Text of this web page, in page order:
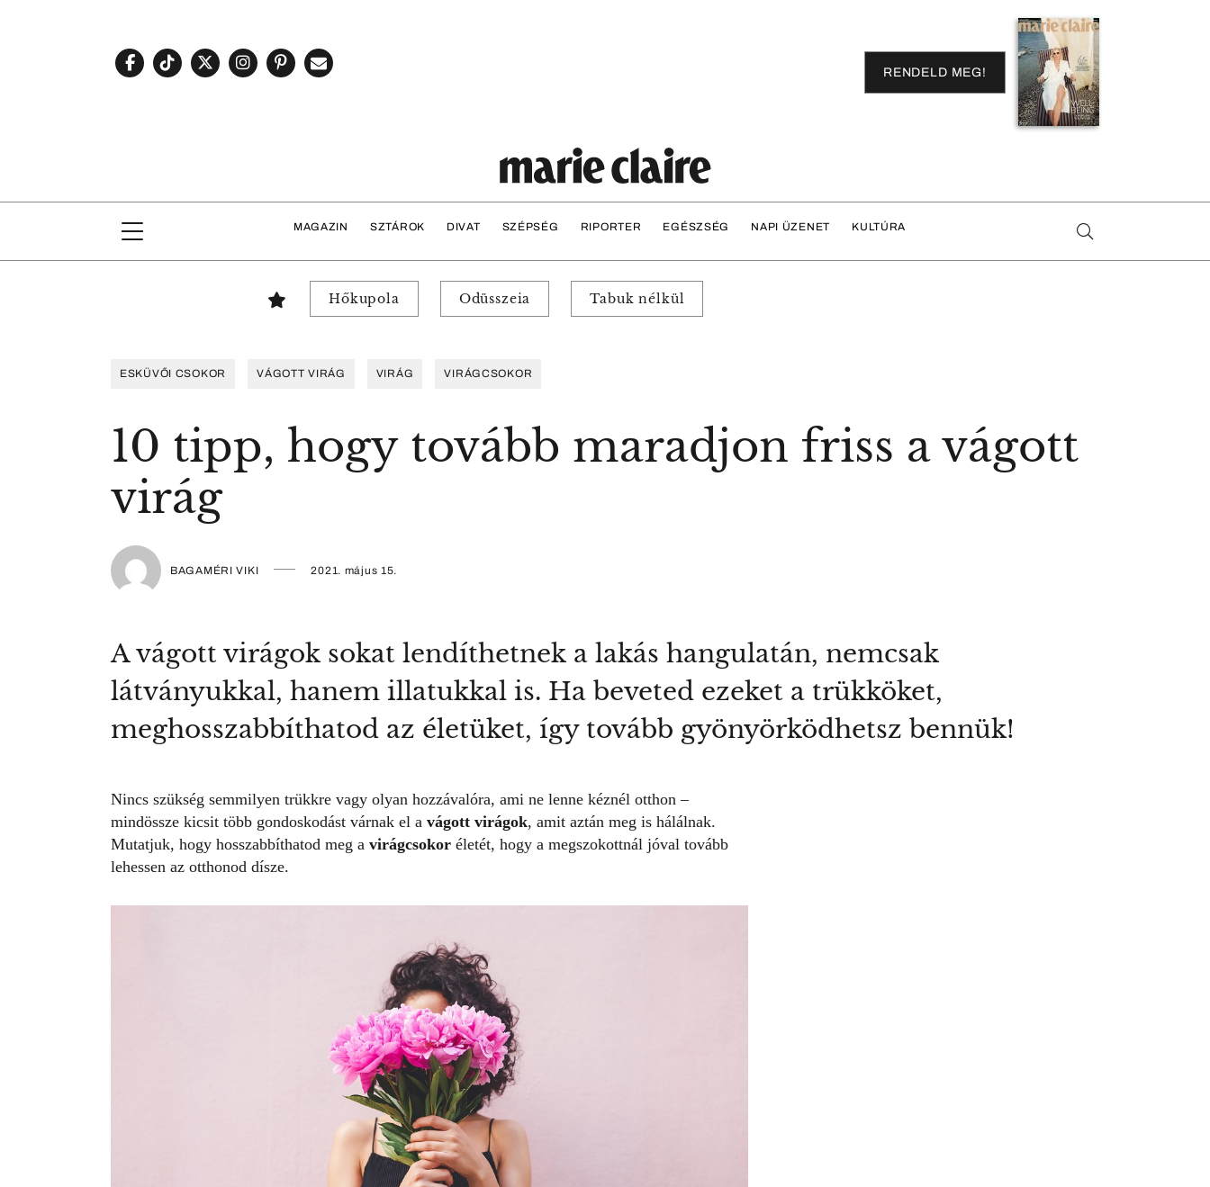
RENDELD MEG!
MAGAZIN SZTÁROK DIVAT SZÉPSÉG RIPORTER EGÉSZSÉG NAPI ÜZENET KULTÚRA
Hőkupola Odüsszeia Tabuk nélkül
ESKÜVŐI CSOKOR VÁGOTT VIRÁG VIRÁG VIRÁGCSOKOR
10 tipp, hogy tovább maradjon friss a vágott
virág
BAGAMÉRI VIKI 2021. május 15.
A vágott virágok sokat lendíthetnek a lakás hangulatán, nemcsak
látványukkal, hanem illatukkal is. Ha beveted ezeket a trükköket,
meghosszabbíthatod az életüket, így tovább gyönyörködhetsz bennük!
Nincs szükség semmilyen trükkre vagy olyan hozzávalóra, ami ne lenne kéznél otthon –
mindössze kicsit több gondoskodást várnak el a vágott virágok, amit aztán meg is hálálnak.
Mutatjuk, hogy hosszabbíthatod meg a virágcsokor életét, hogy a megszokottnál jóval tovább
lehessen az otthonod dísze.